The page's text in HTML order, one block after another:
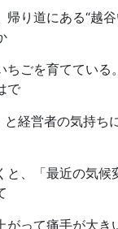
帰り道にある“越
ちごを育てている
で
経営者の気持ち
と、「最近の気候
がって痛手が大き